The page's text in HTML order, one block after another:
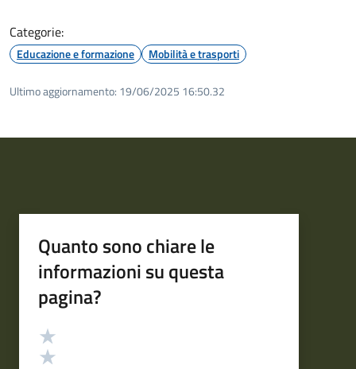
Categorie:
Educazione e formazione Mobilità e trasporti
Ultimo aggiornamento: 19/06/2025 16:50.32
Quanto sono chiare le
informazioni su questa
pagina?
Valutazione